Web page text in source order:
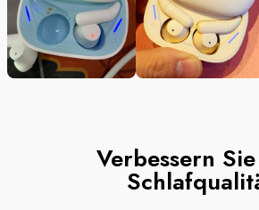
Verbessern